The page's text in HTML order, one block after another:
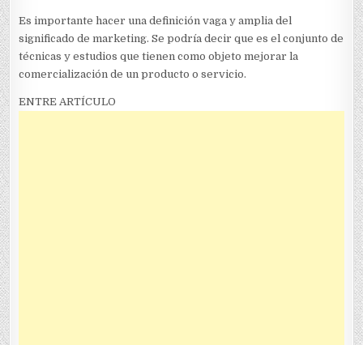
Es importante hacer una definición vaga y amplia del
significado de marketing. Se podría decir que es el conjunto de
técnicas y estudios que tienen como objeto mejorar la
comercialización de un producto o servicio.
ENTRE ARTÍCULO